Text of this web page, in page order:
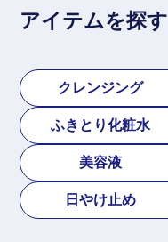
アイテムを探す
クレンジング
ふきとり化粧水
美容液
日やけ止め